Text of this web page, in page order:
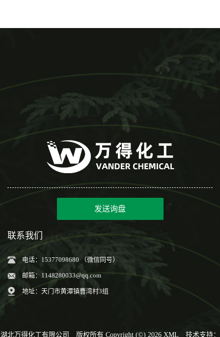
发送询盘
联系我们
电话：15377098680 （微信同号）
邮箱： 1148280033@qq.com
地址：天门市黄潭镇曹湾村3组
湖北万得化工有限公司 版权所有 Copyright (©) 2026 XML 技术支持：